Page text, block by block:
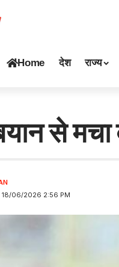
Home देश राज्य
से मचा
18/06/2026 2:56 PM